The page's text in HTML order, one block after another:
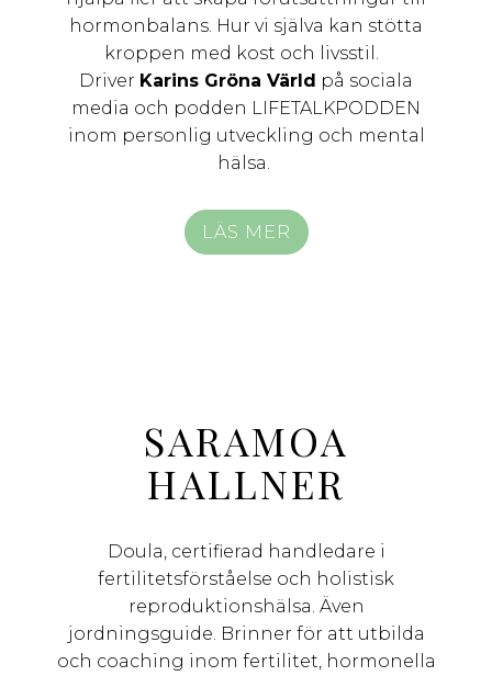
hormonbalans. Hur vi själva kan stötta
kroppen med kost och livsstil.
Driver Karins Gröna Värld på sociala
media och podden LIFETALKPODDEN
inom personlig utveckling och mental
hälsa.
LÄS MER
SARAMOA
HALLNER
Doula, certifierad handledare i
fertilitetsförståelse och holistisk
reproduktionshälsa. Även
jordningsguide. Brinner för att utbilda
och coaching inom fertilitet, hormonella